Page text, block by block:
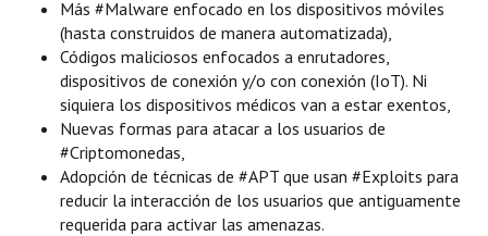
Más #Malware enfocado en los dispositivos móviles
(hasta construidos de manera automatizada),
Códigos maliciosos enfocados a enrutadores,
dispositivos de conexión y/o con conexión (IoT). Ni
siquiera los dispositivos médicos van a estar exentos,
Nuevas formas para atacar a los usuarios de
#Criptomonedas,
Adopción de técnicas de #APT que usan #Exploits para
reducir la interacción de los usuarios que antiguamente
requerida para activar las amenazas.